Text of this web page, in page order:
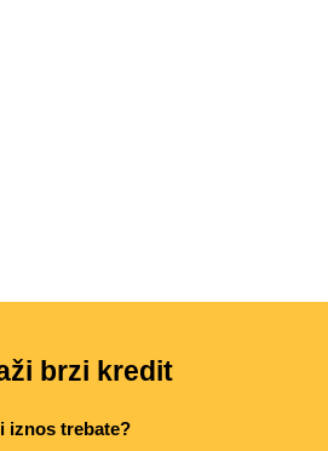
brzi kredit
iznos trebate?